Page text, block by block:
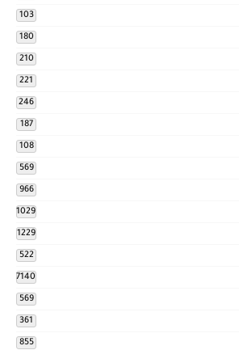
103
180
210
221
246
187
108
569
966
1029
1229
522
7140
569
361
855